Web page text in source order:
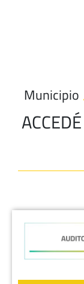
Municipio